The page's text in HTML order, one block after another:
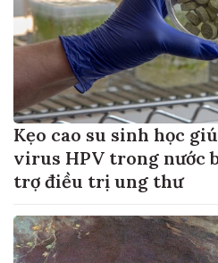
Kẹo cao su sinh học
virus HPV trong nước
trợ điều trị ung thư